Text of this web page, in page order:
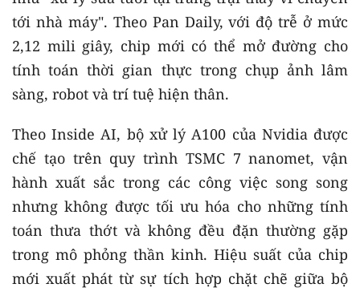
tới nhà máy". Theo Pan Daily, với độ trễ ở mức
2,12 mili giây, chip mới có thể mở đường cho
tính toán thời gian thực trong chụp ảnh lâm
sàng, robot và trí tuệ hiện thân.
Theo Inside AI, bộ xử lý A100 của Nvidia được
chế tạo trên quy trình TSMC 7 nanomet, vận
hành xuất sắc trong các công việc song song
nhưng không được tối ưu hóa cho những tính
toán thưa thớt và không đều đặn thường gặp
trong mô phỏng thần kinh. Hiệu suất của chip
mới xuất phát từ sự tích hợp chặt chẽ giữa bộ